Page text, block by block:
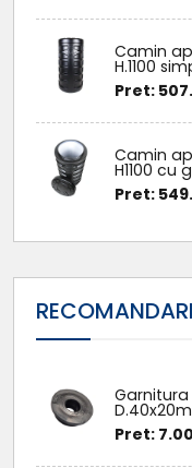
Camin
H.1100
Pret:
Camin
H1100 cu
Pret:
RECOMANDARI
Pret: